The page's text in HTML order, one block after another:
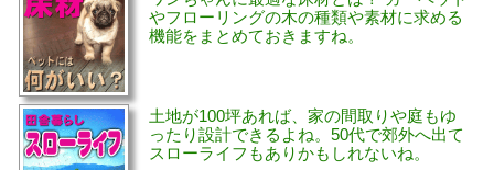
やフローリングの木の種類や素材に求める
機能をまとめておきますね。
土地が100坪あれば、家の間取りや庭もゆ
ったり設計できるよね。50代で郊外へ出て
スローライフもありかもしれないね。